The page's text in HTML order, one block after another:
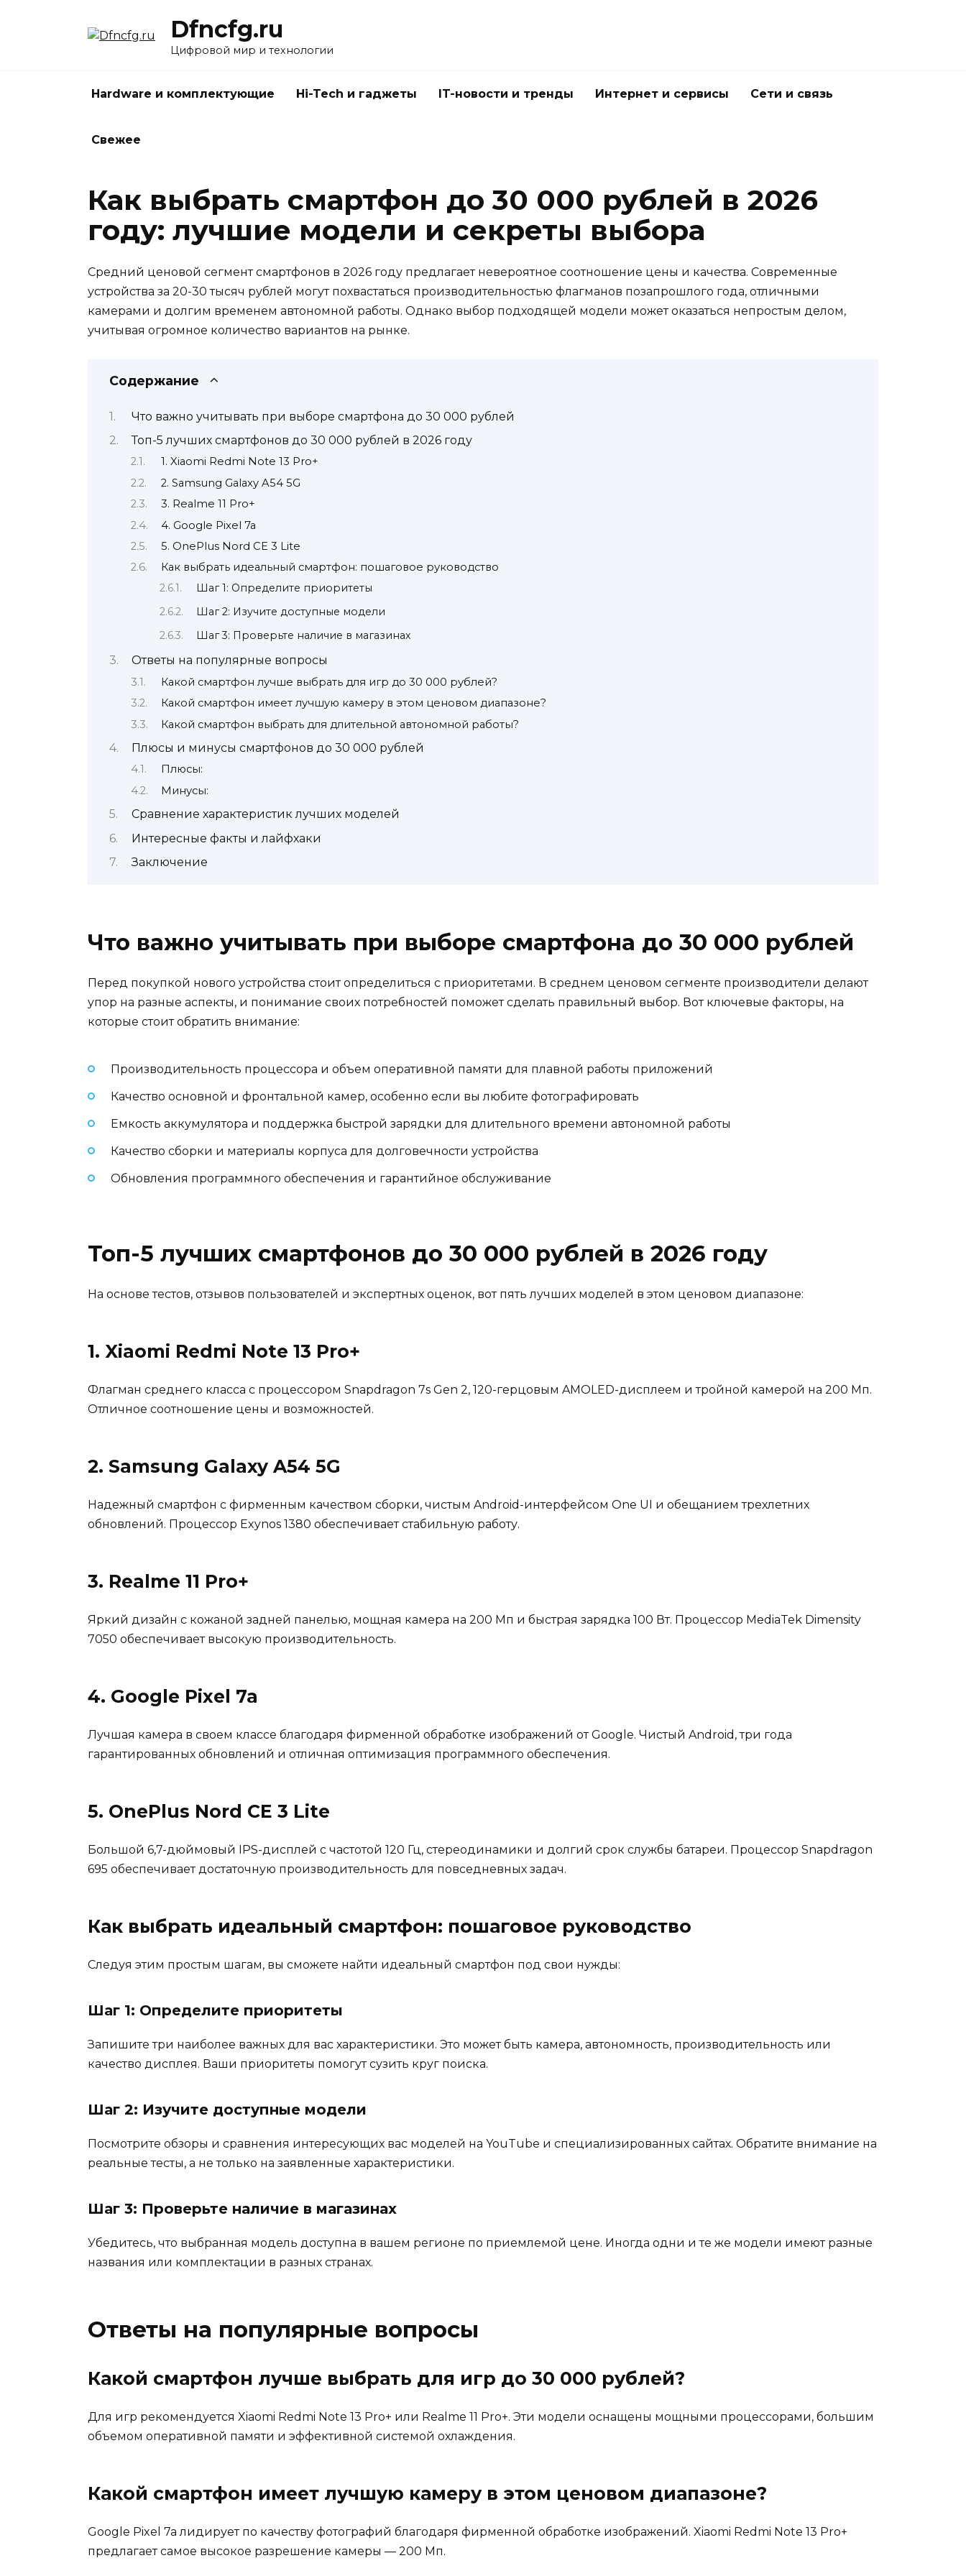
Dfncfg.ru
Цифровой мир и технологии
Hardware и комплектующие Hi-Tech и гаджеты IT-новости и тренды Интернет и сервисы Сети и связь
Свежее
Как выбрать смартфон до 30 000 рублей в 2026
году: лучшие модели и секреты выбора
Средний ценовой сегмент смартфонов в 2026 году предлагает невероятное соотношение цены и качества. Современные
устройства за 20-30 тысяч рублей могут похвастаться производительностью флагманов позапрошлого года, отличными
камерами и долгим временем автономной работы. Однако выбор подходящей модели может оказаться непростым делом,
учитывая огромное количество вариантов на рынке.
Содержание
Что важно учитывать при выборе смартфона до 30 000 рублей
Топ-5 лучших смартфонов до 30 000 рублей в 2026 году
1. Xiaomi Redmi Note 13 Pro+
2. Samsung Galaxy A54 5G
3. Realme 11 Pro+
4. Google Pixel 7a
5. OnePlus Nord CE 3 Lite
Как выбрать идеальный смартфон: пошаговое руководство
Шаг 1: Определите приоритеты
Шаг 2: Изучите доступные модели
Шаг 3: Проверьте наличие в магазинах
Ответы на популярные вопросы
Какой смартфон лучше выбрать для игр до 30 000 рублей?
Какой смартфон имеет лучшую камеру в этом ценовом диапазоне?
Какой смартфон выбрать для длительной автономной работы?
Плюсы и минусы смартфонов до 30 000 рублей
Плюсы:
Минусы:
Сравнение характеристик лучших моделей
Интересные факты и лайфхаки
Заключение
Что важно учитывать при выборе смартфона до 30 000 рублей
Перед покупкой нового устройства стоит определиться с приоритетами. В среднем ценовом сегменте производители делают
упор на разные аспекты, и понимание своих потребностей поможет сделать правильный выбор. Вот ключевые факторы, на
которые стоит обратить внимание:
Производительность процессора и объем оперативной памяти для плавной работы приложений
Качество основной и фронтальной камер, особенно если вы любите фотографировать
Емкость аккумулятора и поддержка быстрой зарядки для длительного времени автономной работы
Качество сборки и материалы корпуса для долговечности устройства
Обновления программного обеспечения и гарантийное обслуживание
Топ-5 лучших смартфонов до 30 000 рублей в 2026 году
На основе тестов, отзывов пользователей и экспертных оценок, вот пять лучших моделей в этом ценовом диапазоне:
1. Xiaomi Redmi Note 13 Pro+
Флагман среднего класса с процессором Snapdragon 7s Gen 2, 120-герцовым AMOLED-дисплеем и тройной камерой на 200 Мп.
Отличное соотношение цены и возможностей.
2. Samsung Galaxy A54 5G
Надежный смартфон с фирменным качеством сборки, чистым Android-интерфейсом One UI и обещанием трехлетних
обновлений. Процессор Exynos 1380 обеспечивает стабильную работу.
3. Realme 11 Pro+
Яркий дизайн с кожаной задней панелью, мощная камера на 200 Мп и быстрая зарядка 100 Вт. Процессор MediaTek Dimensity
7050 обеспечивает высокую производительность.
4. Google Pixel 7a
Лучшая камера в своем классе благодаря фирменной обработке изображений от Google. Чистый Android, три года
гарантированных обновлений и отличная оптимизация программного обеспечения.
5. OnePlus Nord CE 3 Lite
Большой 6,7-дюймовый IPS-дисплей с частотой 120 Гц, стереодинамики и долгий срок службы батареи. Процессор Snapdragon
695 обеспечивает достаточную производительность для повседневных задач.
Как выбрать идеальный смартфон: пошаговое руководство
Следуя этим простым шагам, вы сможете найти идеальный смартфон под свои нужды:
Шаг 1: Определите приоритеты
Запишите три наиболее важных для вас характеристики. Это может быть камера, автономность, производительность или
качество дисплея. Ваши приоритеты помогут сузить круг поиска.
Шаг 2: Изучите доступные модели
Посмотрите обзоры и сравнения интересующих вас моделей на YouTube и специализированных сайтах. Обратите внимание на
реальные тесты, а не только на заявленные характеристики.
Шаг 3: Проверьте наличие в магазинах
Убедитесь, что выбранная модель доступна в вашем регионе по приемлемой цене. Иногда одни и те же модели имеют разные
названия или комплектации в разных странах.
Ответы на популярные вопросы
Какой смартфон лучше выбрать для игр до 30 000 рублей?
Для игр рекомендуется Xiaomi Redmi Note 13 Pro+ или Realme 11 Pro+. Эти модели оснащены мощными процессорами, большим
объемом оперативной памяти и эффективной системой охлаждения.
Какой смартфон имеет лучшую камеру в этом ценовом диапазоне?
Google Pixel 7a лидирует по качеству фотографий благодаря фирменной обработке изображений. Xiaomi Redmi Note 13 Pro+
предлагает самое высокое разрешение камеры — 200 Мп.